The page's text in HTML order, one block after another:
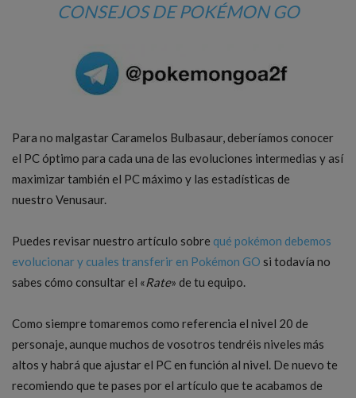
CONSEJOS DE POKÉMON GO
Para no malgastar Caramelos Bulbasaur, deberíamos conocer
el PC óptimo para cada una de las evoluciones intermedias y así
maximizar también el PC máximo y las estadísticas de
nuestro Venusaur.
Puedes revisar nuestro artículo sobre qué pokémon debemos
evolucionar y cuales transferir en Pokémon GO si todavía no
sabes cómo consultar el «Rate» de tu equipo.
Como siempre tomaremos como referencia el nivel 20 de
personaje, aunque muchos de vosotros tendréis niveles más
altos y habrá que ajustar el PC en función al nivel. De nuevo te
recomiendo que te pases por el artículo que te acabamos de